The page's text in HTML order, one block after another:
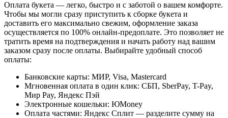
Оплата букета — легко, быстро и с заботой о вашем комфорте.
Чтобы мы могли сразу приступить к сборке букета и
доставить его максимально свежим, оформление заказа
осуществляется по 100% онлайн-предоплате. Это позволяет не
тратить время на подтверждения и начать работу над вашим
заказом сразу после оплаты. Выбирайте удобный способ
оплаты:
Банковские карты: МИР, Visa, Mastercard
Мгновенная оплата в один клик: СБП, SberPay, T-Pay,
Мир Pay, Яндекс Пэй
Электронные кошельки: ЮMoney
Оплата частями: Яндекс Сплит — разделите сумму на